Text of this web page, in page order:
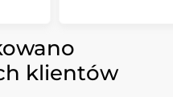
klientów